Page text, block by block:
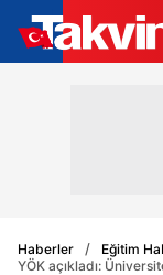
Haberler
Eğitim
YÖK açıkladı: